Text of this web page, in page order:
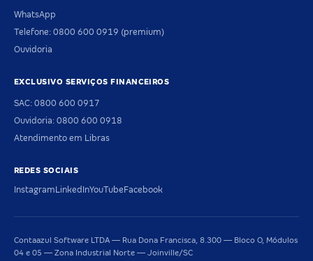
WhatsApp
Telefone: 0800 600 0919 (premium)
Ouvidoria
EXCLUSIVO SERVIÇOS FINANCEIROS
SAC: 0800 600 0917
Ouvidoria: 0800 600 0918
Atendimento em Libras
REDES SOCIAIS
InstagramLinkedInYouTubeFacebook
Contaazul Software LTDA — Rua Dona Francisca, 8.300 — Bloco O, Módulos
04 e 05 — Zona Industrial Norte — Joinville/SC